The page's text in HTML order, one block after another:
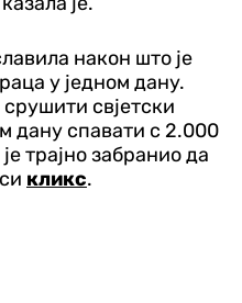
након што је
у једном дану.
свјетски
дану спавати с 2.000
трајно забранио да
кликс.